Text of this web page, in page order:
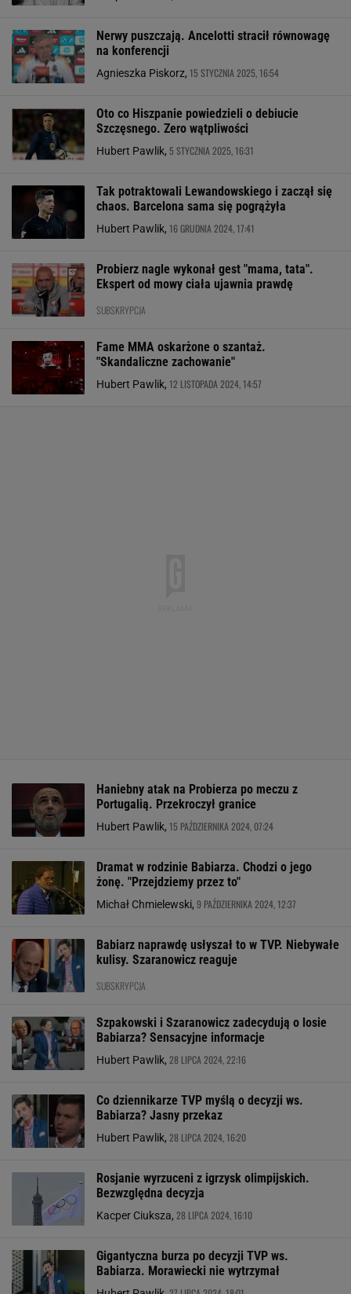
Nerwy puszczają. Ancelotti stracił równowagę
na konferencji
Agnieszka Piskorz, 15 STYCZNIA 2025, 16:54
Oto co Hiszpanie powiedzieli o debiucie
Szczęsnego. Zero wątpliwości
Hubert Pawlik, 5 STYCZNIA 2025, 16:31
Tak potraktowali Lewandowskiego i zaczął się
chaos. Barcelona sama się pogrążyła
Hubert Pawlik, 16 GRUDNIA 2024, 17:41
Probierz nagle wykonał gest "mama, tata".
Ekspert od mowy ciała ujawnia prawdę
SUBSKRYPCJA
Fame MMA oskarżone o szantaż.
"Skandaliczne zachowanie"
Hubert Pawlik, 12 LISTOPADA 2024, 14:57
Haniebny atak na Probierza po meczu z
Portugalią. Przekroczył granice
Hubert Pawlik, 15 PAŹDZIERNIKA 2024, 07:24
Dramat w rodzinie Babiarza. Chodzi o jego
żonę. "Przejdziemy przez to"
Michał Chmielewski, 9 PAŹDZIERNIKA 2024, 12:37
Babiarz naprawdę usłyszał to w TVP. Niebywałe
kulisy. Szaranowicz reaguje
SUBSKRYPCJA
Szpakowski i Szaranowicz zadecydują o losie
Babiarza? Sensacyjne informacje
Hubert Pawlik, 28 LIPCA 2024, 22:16
Co dziennikarze TVP myślą o decyzji ws.
Babiarza? Jasny przekaz
Hubert Pawlik, 28 LIPCA 2024, 16:20
Rosjanie wyrzuceni z igrzysk olimpijskich.
Bezwzględna decyzja
Kacper Ciuksza, 28 LIPCA 2024, 16:10
Gigantyczna burza po decyzji TVP ws.
Babiarza. Morawiecki nie wytrzymał